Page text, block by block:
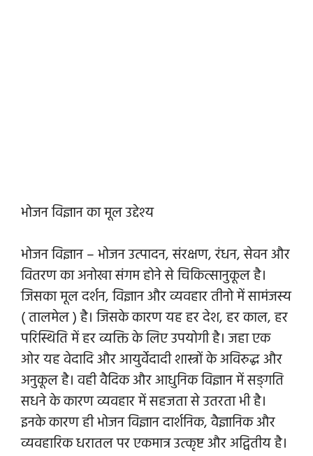
भोजन विज्ञान का मूल उद्देश्य
भोजन विज्ञान – भोजन उत्पादन, संरक्षण, रंधन, सेवन और
वितरण का अनोखा संगम होने से चिकित्सानुकूल है।
जिसका मूल दर्शन, विज्ञान और व्यवहार तीनो में सामंजस्य
( तालमेल ) है। जिसके कारण यह हर देश, हर काल, हर
परिस्थिति में हर व्यक्ति के लिए उपयोगी है। जहा एक
ओर यह वेदादि और आयुर्वेदादी शास्त्रों के अविरुद्ध और
अनुकूल है। वही वैदिक और आधुनिक विज्ञान में सङ्गति
सधने के कारण व्यवहार में सहजता से उतरता भी है।
इनके कारण ही भोजन विज्ञान दार्शनिक, वैज्ञानिक और
व्यवहारिक धरातल पर एकमात्र उत्कृष्ट और अद्वितीय है।